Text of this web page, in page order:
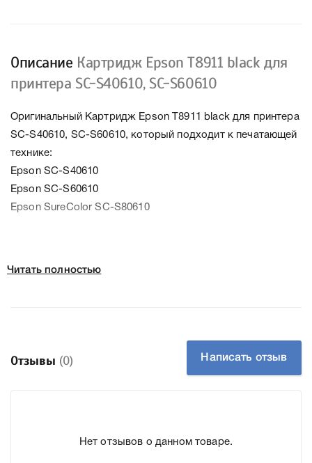
Описание Картридж Epson T8911 black для
принтера SC-S40610, SC-S60610
Оригинальный Картридж Epson T8911 black для принтера
SC-S40610, SC-S60610, который подходит к печатающей
технике:
Epson SC-S40610
Epson SC-S60610
Epson SureColor SC-S80610
Производитель:Epson
подробные характеристики, список печатающей техники,
Читать полностью
Отзывы (0) Написать отзыв
Нет отзывов о данном товаре.